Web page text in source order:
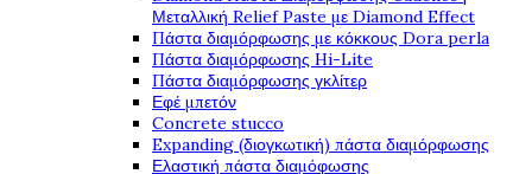
Μεταλλική Relief Paste με Diamond Effect
Πάστα διαμόρφωσης με κόκκους Dora perla
Πάστα διαμόρφωσης Hi-Lite
Πάστα διαμόρφωσης γκλίτερ
Εφέ μπετόν
Concrete stucco
Expanding (διογκωτική) πάστα διαμόρφωσης
Ελαστική πάστα διαμόφωσης